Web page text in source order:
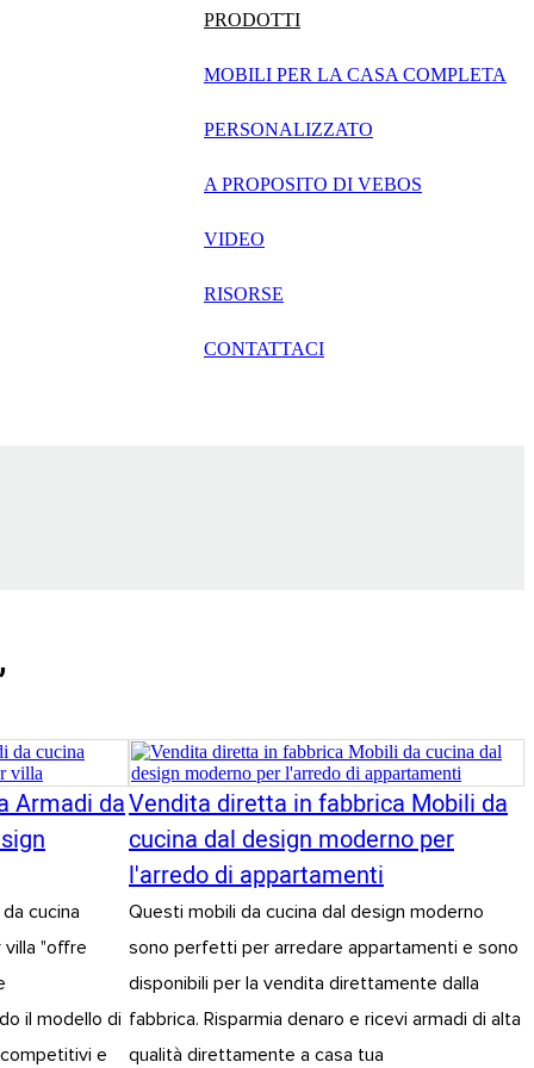
français
PRODOTTI
MOBILI PER LA CASA COMPLETA
PERSONALIZZATO
A PROPOSITO DI VEBOS
VIDEO
RISORSE
CONTATTACI
Armadi da
cucina
villa "offre
il modello di
e
Vendita diretta in fabbrica Mobili da
cucina dal design moderno per
l'arredo di appartamenti
Questi mobili da cucina dal design moderno
sono perfetti per arredare appartamenti e sono
disponibili per la vendita direttamente dalla
fabbrica. Risparmia denaro e ricevi armadi di alta
qualità direttamente a casa tua